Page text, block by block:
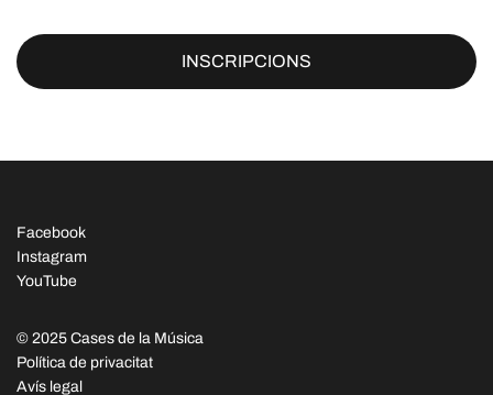
INSCRIPCIONS
Facebook
Instagram
YouTube
© 2025 Cases de la Música
Política de privacitat
Avís legal